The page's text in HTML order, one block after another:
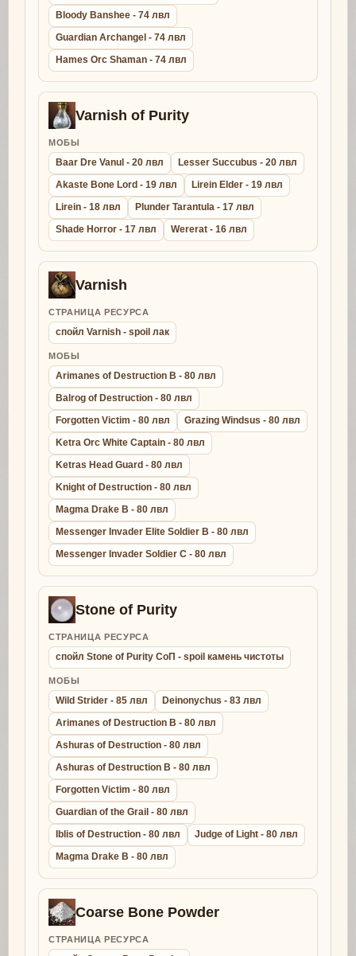
Bloody Banshee - 74 лвл
Guardian Archangel - 74 лвл
Hames Orc Shaman - 74 лвл
Varnish of Purity
МОБЫ
Baar Dre Vanul - 20 лвл
Lesser Succubus - 20 лвл
Akaste Bone Lord - 19 лвл
Lirein Elder - 19 лвл
Lirein - 18 лвл
Plunder Tarantula - 17 лвл
Shade Horror - 17 лвл
Wererat - 16 лвл
Varnish
СТРАНИЦА РЕСУРСА
спойл Varnish - spoil лак
МОБЫ
Arimanes of Destruction B - 80 лвл
Balrog of Destruction - 80 лвл
Forgotten Victim - 80 лвл
Grazing Windsus - 80 лвл
Ketra Orc White Captain - 80 лвл
Ketras Head Guard - 80 лвл
Knight of Destruction - 80 лвл
Magma Drake B - 80 лвл
Messenger Invader Elite Soldier B - 80 лвл
Messenger Invader Soldier C - 80 лвл
Stone of Purity
СТРАНИЦА РЕСУРСА
спойл Stone of Purity СоП - spoil камень чистоты
МОБЫ
Wild Strider - 85 лвл
Deinonychus - 83 лвл
Arimanes of Destruction B - 80 лвл
Ashuras of Destruction - 80 лвл
Ashuras of Destruction B - 80 лвл
Forgotten Victim - 80 лвл
Guardian of the Grail - 80 лвл
Iblis of Destruction - 80 лвл
Judge of Light - 80 лвл
Magma Drake B - 80 лвл
Coarse Bone Powder
СТРАНИЦА РЕСУРСА